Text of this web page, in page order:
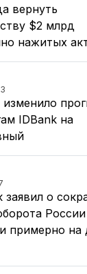
вернуть
$2 млрд
нажитых
изменило
IDBank на
заявил о
примерно на